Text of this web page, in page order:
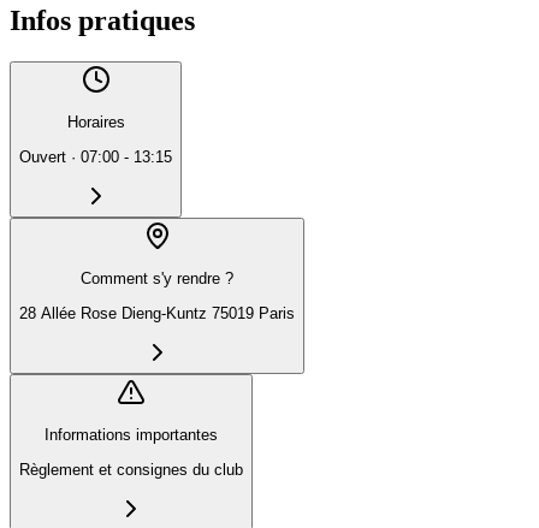
Infos pratiques
Horaires
Ouvert · 07:00 - 13:15
Comment s'y rendre ?
28 Allée Rose Dieng-Kuntz 75019 Paris
Informations importantes
Règlement et consignes du club